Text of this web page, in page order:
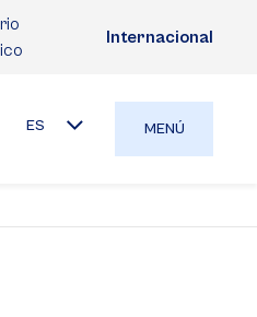
Internacional
ES MENÚ